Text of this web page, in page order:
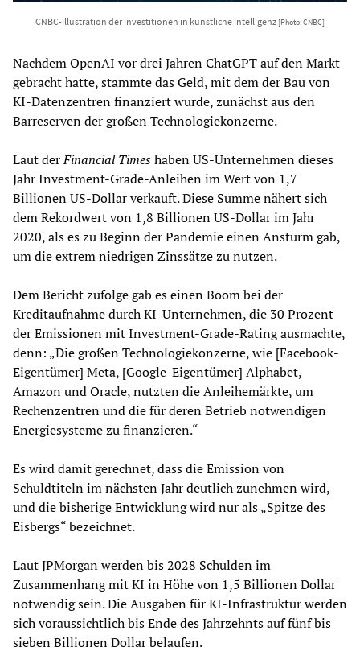
CNBC-Illustration der Investitionen in künstliche Intelligenz [Photo: CNBC]
Nachdem OpenAI vor drei Jahren ChatGPT auf den Markt
gebracht hatte, stammte das Geld, mit dem der Bau von
KI-Datenzentren finanziert wurde, zunächst aus den
Barreserven der großen Technologiekonzerne.
Laut derFinancial Timeshaben US-Unternehmen dieses
Jahr Investment-Grade-Anleihen im Wert von 1,7
Billionen US-Dollar verkauft. Diese Summe nähert sich
dem Rekordwert von 1,8 Billionen US-Dollar im Jahr
2020, als es zu Beginn der Pandemie einen Ansturm gab,
um die extrem niedrigen Zinssätze zu nutzen.
Dem Bericht zufolge gab es einen Boom bei der
Kreditaufnahme durch KI-Unternehmen, die 30 Prozent
der Emissionen mit Investment-Grade-Rating ausmachte,
denn: „Die großen Technologiekonzerne, wie [Facebook-
Eigentümer] Meta, [Google-Eigentümer] Alphabet,
Amazon und Oracle, nutzten die Anleihemärkte, um
Rechenzentren und die für deren Betrieb notwendigen
Energiesysteme zu finanzieren.“
Es wird damit gerechnet, dass die Emission von
Schuldtiteln im nächsten Jahr deutlich zunehmen wird,
und die bisherige Entwicklung wird nur als „Spitze des
Eisbergs“ bezeichnet.
Laut JPMorgan werden bis 2028 Schulden im
Zusammenhang mit KI in Höhe von 1,5 Billionen Dollar
notwendig sein. Die Ausgaben für KI-Infrastruktur werden
sich voraussichtlich bis Ende des Jahrzehnts auf fünf bis
sieben Billionen Dollar belaufen.